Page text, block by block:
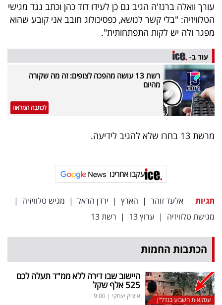
מייל
אדום
פרסמו
באייס
אחרינו:
עורך וואלה ברנז'ה הגיב גם כן לעידו דוד כהן וכתב נגד מגישי
הטלוויזיה: "בלי קשר לנושא, כפסיכולוג חובב אני קובע שהוא
מפגר ולה יש לקות התפתחותית".
עוד ב-
רשת 13 עושה מהפכה לצופים: זה מה שקורה
מהיום
לכתבה המלאה
מרשת 13 בחרו שלא להגיב לידיעה.
עקבו אחרינו
תגיות אלעד זוהר | הארץ | ירדן הראל | מגיש טלוויזיה |
מגישת טלוויזיה | ערוץ 13 | רשת 13
הכתבות החמות
עסקאות השבוע בנדל"ן
היישוב שבו דירה ללא ממ"ד תעלה לכם
525 אלף שקל
איציק יצחקי |
9:00